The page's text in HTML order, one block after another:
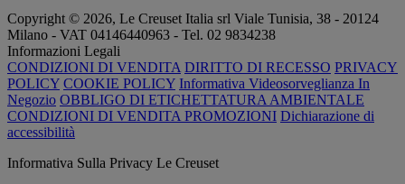
Copyright © 2026, Le Creuset Italia srl ​​Viale Tunisia, 38 - 20124
Milano - VAT 04146440963 - Tel. 02 9834238
Informazioni Legali
CONDIZIONI DI VENDITA DIRITTO DI RECESSO PRIVACY
POLICY COOKIE POLICY Informativa Videosorveglianza In
Negozio OBBLIGO DI ETICHETTATURA AMBIENTALE
CONDIZIONI DI VENDITA PROMOZIONI Dichiarazione di
accessibilità
Informativa Sulla Privacy Le Creuset